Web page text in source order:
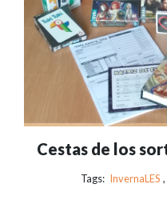
Cestas de los
Tags: InvernaLES ,